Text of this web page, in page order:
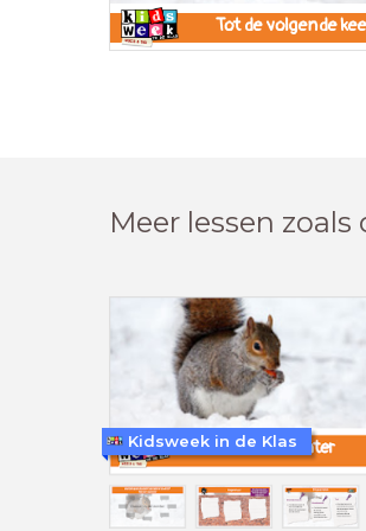
Tot de volgende
Meer lessen zoals
Kidsweek in de Klas